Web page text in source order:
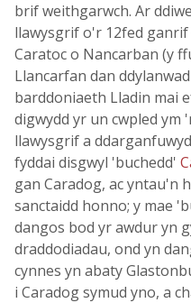
brif weithgarwch. Ar
llawysgrif o'r 12fed
Caratoc o Nancarban (y
Llancarfan dan
barddoniaeth Lladin mai
digwydd yr un cwpled ym
llawysgrif a
fyddai disgwyl 'buchedd'
gan Caradog, ac yntau'n
sanctaidd honno; y mae
dangos bod yr awdur yn
draddodiadau, ond yn
cynnes yn abaty
i Caradog symud yno, a